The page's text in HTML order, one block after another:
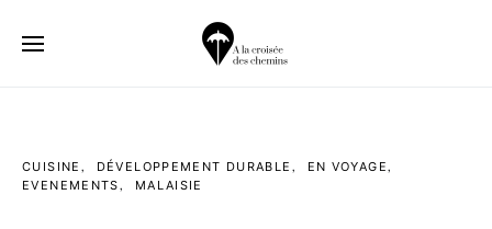
CUISINE DÉVELOPPEMENT DURABLE
EN VOYAGE
EVENEMENTS
MALAISIE